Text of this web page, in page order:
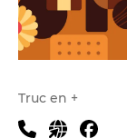
Truc en +